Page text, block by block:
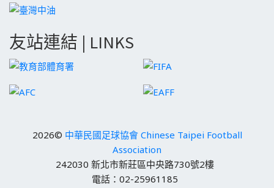
友站連結 | LINKS
2026© 中華民國足球協會 Chinese Taipei Football
Association
242030 新北市新莊區中央路730號2樓
電話：02-25961185